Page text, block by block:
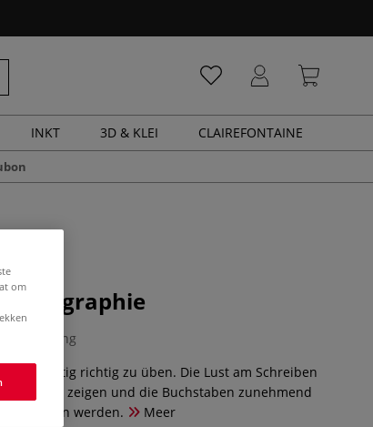
INKT 3D & KLEI CLAIREFONTAINE
Kalligraphie
Beoordeling
ist wichtig richtig zu üben. Die Lust am Schreiben
zeigen und die Buchstaben zunehmend
Sprüchen werden.
Meer
om